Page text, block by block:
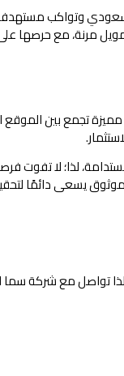
مستهدفات رؤية
مرنة، مع حرصها
تجمع بين الموقع
لذا؛ لا تفوت
موثوق يسعى دائمًا
تواصل مع شركة سما